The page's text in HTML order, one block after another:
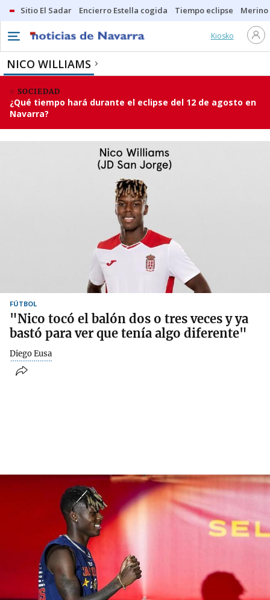
Sitio El Sadar Encierro Estella cogida Tiempo eclipse
Kiosko
NICO WILLIAMS
SOCIEDAD
¿Qué tiempo hará durante el eclipse del 12 de agosto en
Navarra?
FÚTBOL
"Nico tocó el balón dos o tres veces y ya
bastó para ver que tenía algo diferente"
Diego Eusa